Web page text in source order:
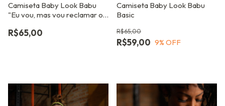
Camiseta Baby Look Babu
"Eu vou, mas vou reclamar o
R$65,00
Camiseta Baby Look Babu
Basic
R$59,00
R$65,00
9% OFF